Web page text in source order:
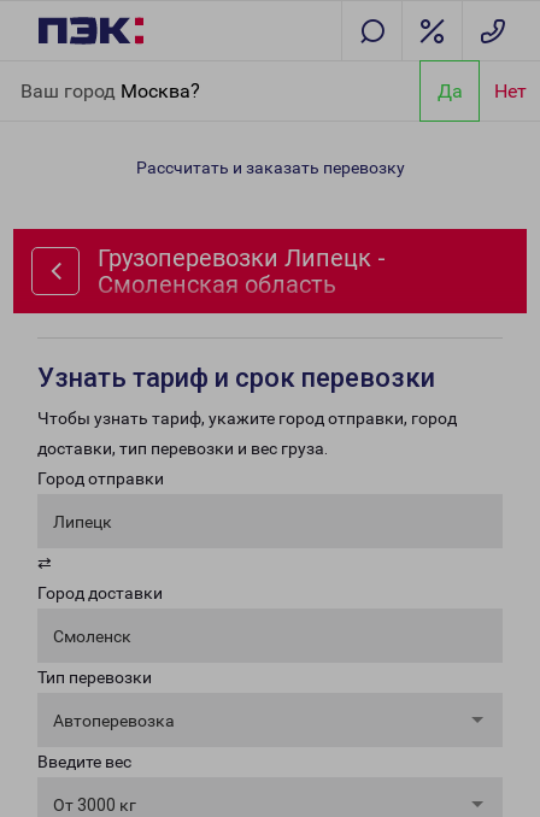
Ваш город Москва? Да Нет
область
Рассчитать и заказать перевозку
Грузоперевозки Липецк -
Смоленская область
Узнать тариф и срок перевозки
Чтобы узнать тариф, укажите город отправки, город
доставки, тип перевозки и вес груза.
Город отправки
Липецк
⇄
Город доставки
Смоленск
Тип перевозки
Автоперевозка
Введите вес
От 3000 кг